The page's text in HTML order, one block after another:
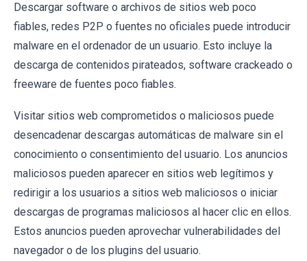
Descargar software o archivos de sitios web poco
fiables, redes P2P o fuentes no oficiales puede introducir
malware en el ordenador de un usuario. Esto incluye la
descarga de contenidos pirateados, software crackeado o
freeware de fuentes poco fiables.
Visitar sitios web comprometidos o maliciosos puede
desencadenar descargas automáticas de malware sin el
conocimiento o consentimiento del usuario. Los anuncios
maliciosos pueden aparecer en sitios web legítimos y
redirigir a los usuarios a sitios web maliciosos o iniciar
descargas de programas maliciosos al hacer clic en ellos.
Estos anuncios pueden aprovechar vulnerabilidades del
navegador o de los plugins del usuario.